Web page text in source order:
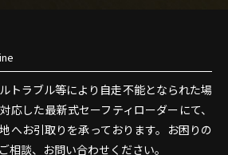
トラブル等により自走不能となられた場
応した最新式セーフティローダーにて、
へお引取りを承っております。お困りの
相談、お問い合わせください。